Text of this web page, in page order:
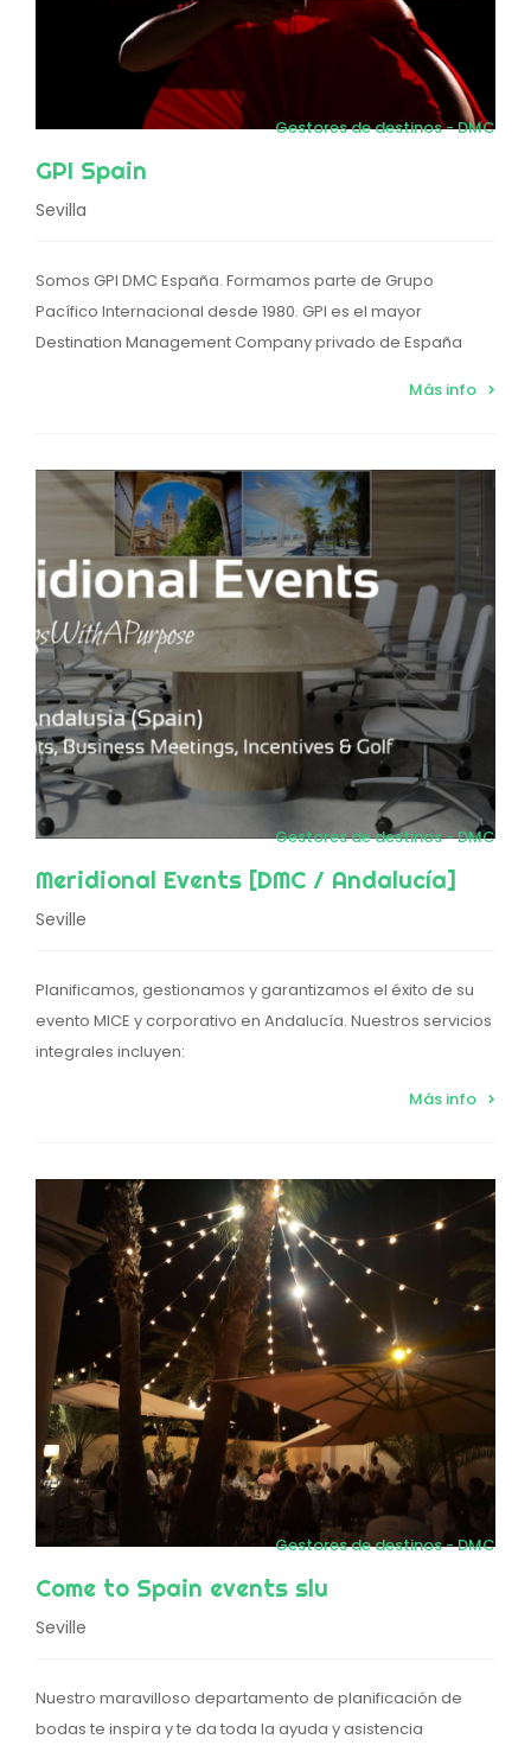
Gestores de destinos - DMC
GPI Spain
Sevilla
Somos GPI DMC España. Formamos parte de Grupo
Pacífico Internacional desde 1980. GPI es el mayor
Destination Management Company privado de España
Más info
Gestores de destinos - DMC
Meridional Events [DMC / Andalucía]
Seville
Planificamos, gestionamos y garantizamos el éxito de su
evento MICE y corporativo en Andalucía. Nuestros servicios
integrales incluyen:
Más info
Gestores de destinos - DMC
Come to Spain events slu
Seville
Nuestro maravilloso departamento de planificación de
bodas te inspira y te da toda la ayuda y asistencia